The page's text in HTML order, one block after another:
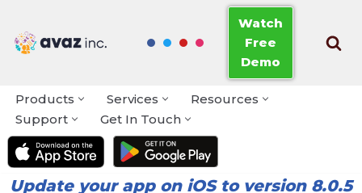
Skip
Watch
Free
Demo
Products Services
Resources
Support
Get In Touch
Update your app on iOS to version 8.0.5